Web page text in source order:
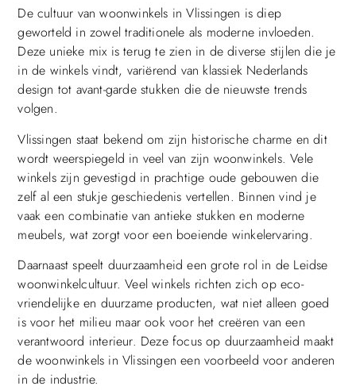
De cultuur van woonwinkels in Vlissingen is diep
geworteld in zowel traditionele als moderne invloeden.
Deze unieke mix is terug te zien in de diverse stijlen die je
in de winkels vindt, variërend van klassiek Nederlands
design tot avant-garde stukken die de nieuwste trends
volgen.
Vlissingen staat bekend om zijn historische charme en dit
wordt weerspiegeld in veel van zijn woonwinkels. Vele
winkels zijn gevestigd in prachtige oude gebouwen die
zelf al een stukje geschiedenis vertellen. Binnen vind je
vaak een combinatie van antieke stukken en moderne
meubels, wat zorgt voor een boeiende winkelervaring.
Daarnaast speelt duurzaamheid een grote rol in de Leidse
woonwinkelcultuur. Veel winkels richten zich op eco-
vriendelijke en duurzame producten, wat niet alleen goed
is voor het milieu maar ook voor het creëren van een
verantwoord interieur. Deze focus op duurzaamheid maakt
de woonwinkels in Vlissingen een voorbeeld voor anderen
in de industrie.